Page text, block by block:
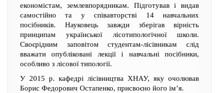
економістам, землевпорядникам. Підготував і видав
самостійно та у співавторстві 14 навчальних
посібників. Науковець завжди зберігав вірність
принципам української лісотипологічної школи.
Своєрідним заповітом студентам-лісівникам слід
вважати опубліковані лекції і навчальні посібники,
особливо з лісової типології.
У 2015 р. кафедрі лісівництва ХНАУ, яку очолював
Борис Федорович Остапенко, присвоєно його ім’я.